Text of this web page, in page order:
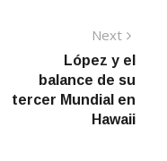
Next
post:
López y el
balance de su
tercer Mundial en
Hawaii